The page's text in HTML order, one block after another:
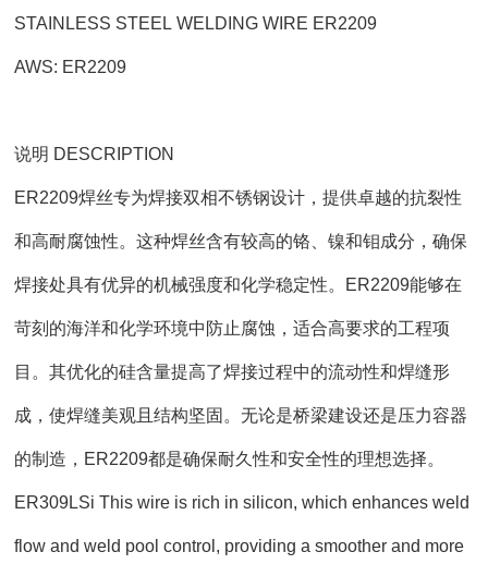
STAINLESS STEEL WELDING WIRE ER2209
AWS: ER2209
说明 DESCRIPTION
ER2209焊丝专为焊接双相不锈钢设计，提供卓越的抗裂性
和高耐腐蚀性。这种焊丝含有较高的铬、镍和钼成分，确保
焊接处具有优异的机械强度和化学稳定性。ER2209能够在
苛刻的海洋和化学环境中防止腐蚀，适合高要求的工程项
目。其优化的硅含量提高了焊接过程中的流动性和焊缝形
成，使焊缝美观且结构坚固。无论是桥梁建设还是压力容器
的制造，ER2209都是确保耐久性和安全性的理想选择。
ER309LSi This wire is rich in silicon, which enhances weld
flow and weld pool control, providing a smoother and more